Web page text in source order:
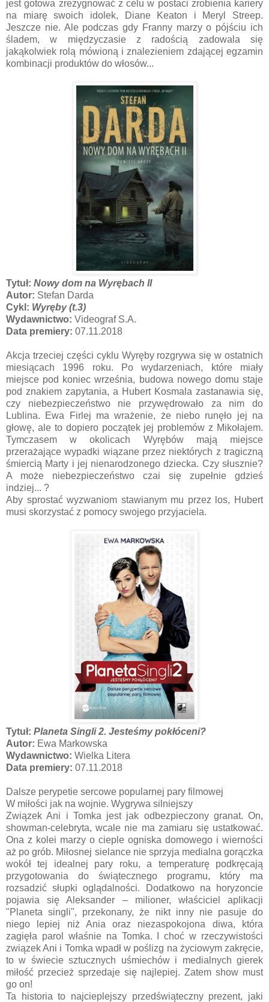
jest gotowa zrezygnować z celu w postaci zrobienia kariery
na miarę swoich idolek, Diane Keaton i Meryl Streep.
Jeszcze nie. Ale podczas gdy Franny marzy o pójściu ich
śladem, w międzyczasie z radością zadowala się
jakąkolwiek rolą mówioną i znalezieniem zdającej egzamin
kombinacji produktów do włosów...
Tytuł: Nowy dom na Wyrębach II
Autor: Stefan Darda
Cykl: Wyręby (t.3)
Wydawnictwo: Videograf S.A.
Data premiery: 07.11.2018
Akcja trzeciej części cyklu Wyręby rozgrywa się w ostatnich
miesiącach 1996 roku. Po wydarzeniach, które miały
miejsce pod koniec września, budowa nowego domu staje
pod znakiem zapytania, a Hubert Kosmala zastanawia się,
czy niebezpieczeństwo nie przywędrowało za nim do
Lublina. Ewa Firlej ma wrażenie, że niebo runęło jej na
głowę, ale to dopiero początek jej problemów z Mikołajem.
Tymczasem w okolicach Wyrębów mają miejsce
przerażające wypadki wiązane przez niektórych z tragiczną
śmiercią Marty i jej nienarodzonego dziecka. Czy słusznie?
A może niebezpieczeństwo czai się zupełnie gdzieś
indziej... ?
Aby sprostać wyzwaniom stawianym mu przez los, Hubert
musi skorzystać z pomocy swojego przyjaciela.
Tytuł: Planeta Singli 2. Jesteśmy pokłóceni?
Autor: Ewa Markowska
Wydawnictwo: Wielka Litera
Data premiery: 07.11.2018
Dalsze perypetie sercowe popularnej pary filmowej
W miłości jak na wojnie. Wygrywa silniejszy
Związek Ani i Tomka jest jak odbezpieczony granat. On,
showman-celebryta, wcale nie ma zamiaru się ustatkować.
Ona z kolei marzy o cieple ogniska domowego i wierności
aż po grób. Miłosnej sielance nie sprzyja medialna gorączka
wokół tej idealnej pary roku, a temperaturę podkręcają
przygotowania do świątecznego programu, który ma
rozsadzić słupki oglądalności. Dodatkowo na horyzoncie
pojawia się Aleksander – milioner, właściciel aplikacji
"Planeta singli", przekonany, że nikt inny nie pasuje do
niego lepiej niż Ania oraz niezaspokojona diwa, która
zagięła parol właśnie na Tomka. I choć w rzeczywistości
związek Ani i Tomka wpadł w poślizg na życiowym zakręcie,
to w świecie sztucznych uśmiechów i medialnych gierek
miłość przecież sprzedaje się najlepiej. Zatem show must
go on!
Ta historia to najcieplejszy przedświąteczny prezent, jaki